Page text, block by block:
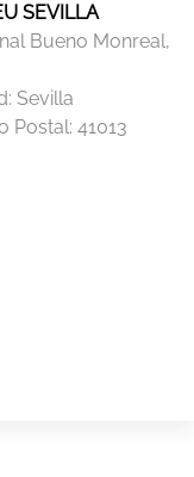
SEVILLA
Bueno Monreal,
Sevilla
Postal: 41013